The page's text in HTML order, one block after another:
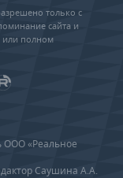
только с
сайта и
или полном
ООО «Реальное
Саушина А.А.